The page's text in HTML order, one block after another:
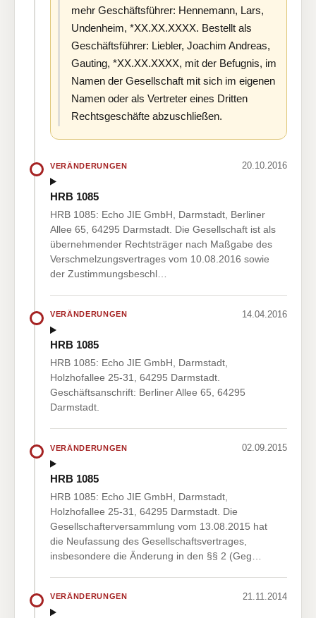
mehr Geschäftsführer: Hennemann, Lars,
Undenheim, *XX.XX.XXXX. Bestellt als
Geschäftsführer: Liebler, Joachim Andreas,
Gauting, *XX.XX.XXXX, mit der Befugnis, im
Namen der Gesellschaft mit sich im eigenen
Namen oder als Vertreter eines Dritten
Rechtsgeschäfte abzuschließen.
VERÄNDERUNGEN 20.10.2016
HRB 1085
HRB 1085: Echo JIE GmbH, Darmstadt, Berliner
Allee 65, 64295 Darmstadt. Die Gesellschaft ist als
übernehmender Rechtsträger nach Maßgabe des
Verschmelzungsvertrages vom 10.08.2016 sowie
der Zustimmungsbeschl…
VERÄNDERUNGEN 14.04.2016
HRB 1085
HRB 1085: Echo JIE GmbH, Darmstadt,
Holzhofallee 25-31, 64295 Darmstadt.
Geschäftsanschrift: Berliner Allee 65, 64295
Darmstadt.
VERÄNDERUNGEN 02.09.2015
HRB 1085
HRB 1085: Echo JIE GmbH, Darmstadt,
Holzhofallee 25-31, 64295 Darmstadt. Die
Gesellschafterversammlung vom 13.08.2015 hat
die Neufassung des Gesellschaftsvertrages,
insbesondere die Änderung in den §§ 2 (Geg…
VERÄNDERUNGEN 21.11.2014